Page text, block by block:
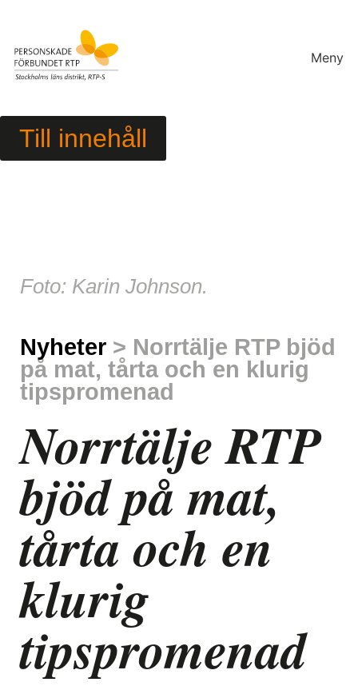
Meny
Till innehåll
Foto: Karin Johnson.
Nyheter > Norrtälje RTP bjöd
på mat, tårta och en klurig
tipspromenad
Norrtälje RTP
bjöd på mat,
tårta och en
klurig
tipspromenad